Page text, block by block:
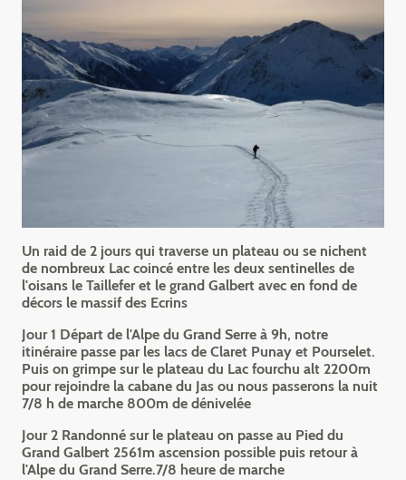
Un raid de 2 jours qui traverse un plateau ou se nichent
de nombreux Lac coincé entre les deux sentinelles de
l'oisans le Taillefer et le grand Galbert avec en fond de
décors le massif des Ecrins
Jour 1 Départ de l'Alpe du Grand Serre à 9h, notre
itinéraire passe par les lacs de Claret Punay et Pourselet.
Puis on grimpe sur le plateau du Lac fourchu alt 2200m
pour rejoindre la cabane du Jas ou nous passerons la nuit
7/8 h de marche 800m de dénivelée
Jour 2 Randonné sur le plateau on passe au Pied du
Grand Galbert 2561m ascension possible puis retour à
l'Alpe du Grand Serre.7/8 heure de marche